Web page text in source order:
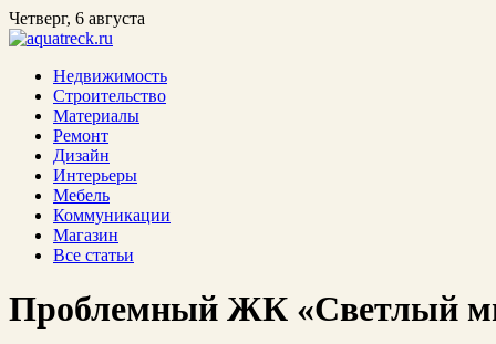
Четверг, 6 августа
Недвижимость
Строительство
Материалы
Ремонт
Дизайн
Интерьеры
Мебель
Коммуникации
Магазин
Все статьи
Проблемный ЖК «Светлый